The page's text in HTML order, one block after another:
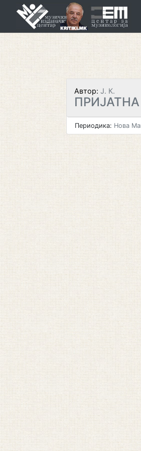
Автор: Ј. К.
Периодика: Нова